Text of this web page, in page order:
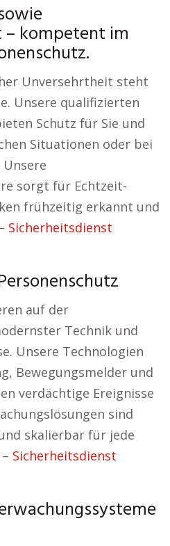
– kompetent im
Unversehrtheit steht
Unsere qualifizierten
Schutz für Sie und
Situationen oder bei
sorgt für Echtzeit-
frühzeitig erkannt und
Sicherheitsdienst
auf der
Technik und
Unsere Technologien
Bewegungsmelder und
verdächtige Ereignisse
sind
skalierbar für jede
Sicherheitsdienst